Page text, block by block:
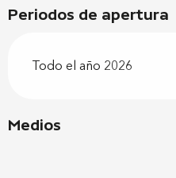
Periodos de apertura
Todo el año 2026
Medios